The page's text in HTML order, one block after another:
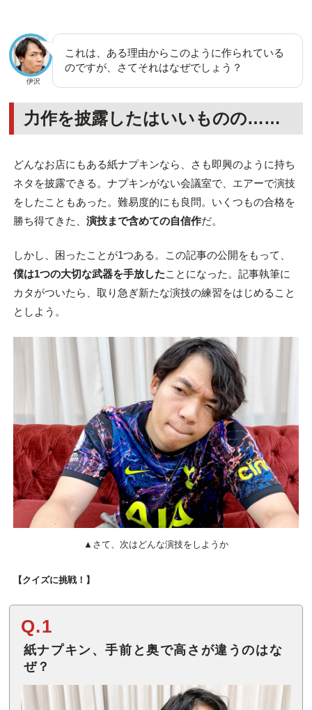
伊沢
これは、ある理由からこのように作られている
のですが、さてそれはなぜでしょう？
力作を披露したはいいものの……
どんなお店にもある紙ナプキンなら、さも即興のように持ち
ネタを披露できる。ナプキンがない会議室で、エアーで演技
をしたこともあった。難易度的にも良問。いくつもの合格を
勝ち得てきた、 演技まで含めての自信作だ。
しかし、困ったことが1つある。この記事の公開をもって、
僕は1つの大切な武器を手放したことになった。記事執筆に
カタがついたら、取り急ぎ新たな演技の練習をはじめること
としよう。
▲さて、次はどんな演技をしようか
【クイズに挑戦！】
Q.1
紙ナプキン、手前と奥で高さが違うのはな
ぜ？